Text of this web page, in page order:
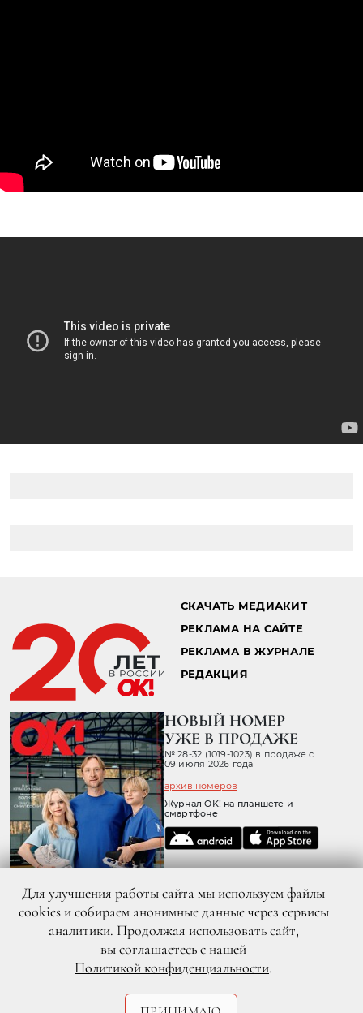
СКАЧАТЬ МЕДИАКИТ
РЕКЛАМА НА САЙТЕ
РЕКЛАМА В ЖУРНАЛЕ
РЕДАКЦИЯ
НОВЫЙ НОМЕР
УЖЕ В ПРОДАЖЕ
№ 28-32 (1019-1023) в продаже с
09 июля 2026 года
архив номеров
Журнал OK! на планшете и
смартфоне
© 2026 ООО «ХИТ ТВ» Все права защищены. 16+
Согласие пользователя сайта на обработку персональных данных
Для улучшения работы сайта мы используем файлы
cookies и собираем анонимные данные через сервисы
аналитики. Продолжая использовать сайт,
высоглашаетесьс нашей
Политикой конфиденциальности.